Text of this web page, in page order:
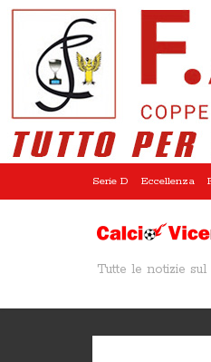
Serie D Eccellenza
Tutte le notizie